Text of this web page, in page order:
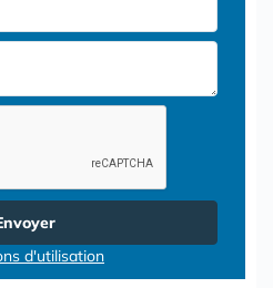
d'utilisation